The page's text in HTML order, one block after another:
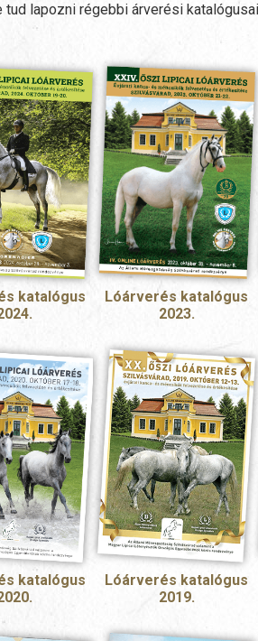
lapozni régebbi árverési
katalógus
Lóárverés katalógus
2023.
katalógus
Lóárverés katalógus
2019.